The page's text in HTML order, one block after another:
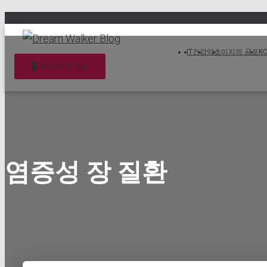
내비게이션 토글
IT건강약초미지의 공포
염증성 장 질환